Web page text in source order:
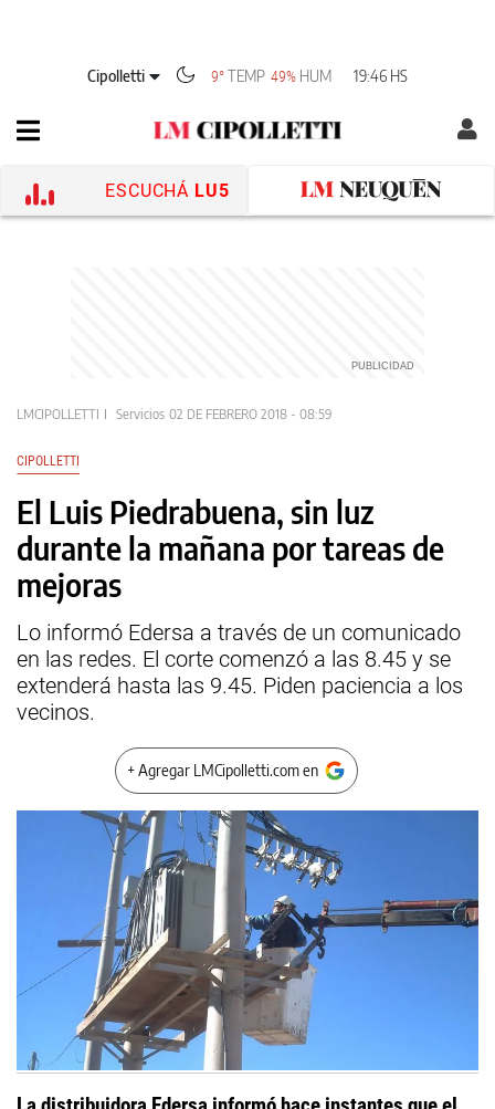
Cipolletti 9° TEMP 49% HUM 19:46 HS
ESCUCHÁ LU5
LMCIPOLLETTI Servicios 02 DE FEBRERO 2018 - 08:59
CIPOLLETTI
El Luis Piedrabuena, sin luz
durante la mañana por tareas de
mejoras
Lo informó Edersa a través de un comunicado
en las redes. El corte comenzó a las 8.45 y se
extenderá hasta las 9.45. Piden paciencia a los
vecinos.
+ Agregar LMCipolletti.com en